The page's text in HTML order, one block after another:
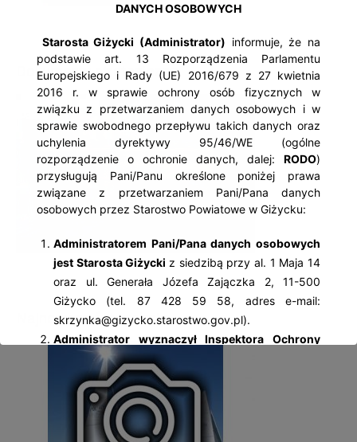
Dokumenty strategiczne
Najnowsze fotogalerie
DANYCH OSOBOWYCH
Starosta Giżycki (Administrator) informuje, że na
podstawie art. 13 Rozporządzenia Parlamentu
Europejskiego i Rady (UE) 2016/679 z 27 kwietnia
2016 r. w sprawie ochrony osób fizycznych w
związku z przetwarzaniem danych osobowych i w
sprawie swobodnego przepływu takich danych oraz
uchylenia dyrektywy 95/46/WE (ogólne
rozporządzenie o ochronie danych, dalej: RODO)
przysługują Pani/Panu określone poniżej prawa
związane z przetwarzaniem Pani/Pana danych
osobowych przez Starostwo Powiatowe w Giżycku:
Administratorem Pani/Pana danych osobowych
jest Starosta Giżycki z siedzibą przy al. 1 Maja 14
oraz ul. Generała Józefa Zajączka 2, 11-500
Giżycko (tel. 87 428 59 58, adres e-mail:
skrzynka@gizycko.starostwo.gov.pl).
Administrator wyznaczył Inspektora Ochrony
Danych Osobowych
którą można się kontaktować: al. 1 Maja 14, 11-
500 Giżycko; tel. 87 428 59 58, adres e-mail:
iod@gizycko.starostwo.gov.pl.
Pani/Pana dane osobowe będą przetwarzane